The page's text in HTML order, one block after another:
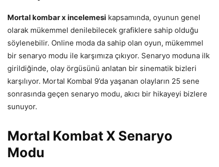
Mortal kombar x incelemesi kapsamında, oyunun genel
olarak mükemmel denilebilecek grafiklere sahip olduğu
söylenebilir. Online moda da sahip olan oyun, mükemmel
bir senaryo modu ile karşımıza çıkıyor. Senaryo moduna ilk
girildiğinde, olay örgüsünü anlatan bir sinematik bizleri
karşılıyor. Mortal Kombal 9’da yaşanan olayların 25 sene
sonrasında geçen senaryo modu, akıcı bir hikayeyi bizlere
sunuyor.
Mortal Kombat X Senaryo
Modu